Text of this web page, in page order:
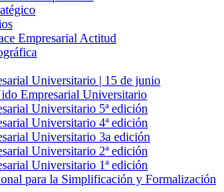
Empresarial Actitud
Universitario | 15 de junio
Empresarial Universitario
Universitario 5ª edición
Universitario 4ª edición
Universitario 3a edición
Universitario 2ª edición
Universitario 1ª edición
para la Simplificación y Formalización